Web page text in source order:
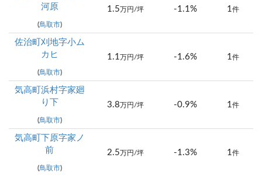
河原
(鳥取市)
1.5 万円/坪 -1.1% 1件
佐治町刈地字小ム
カヒ
(鳥取市)
1.1 万円/坪 -1.6% 1件
気高町浜村字家廻
り下
(鳥取市)
3.8 万円/坪 -0.9% 1件
気高町下原字家ノ
前
(鳥取市)
2.5 万円/坪 -1.3% 1件